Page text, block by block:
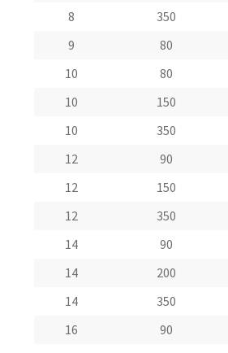
8
350
9
80
10
80
10
150
10
350
12
90
12
150
12
350
14
90
14
200
14
350
16
90